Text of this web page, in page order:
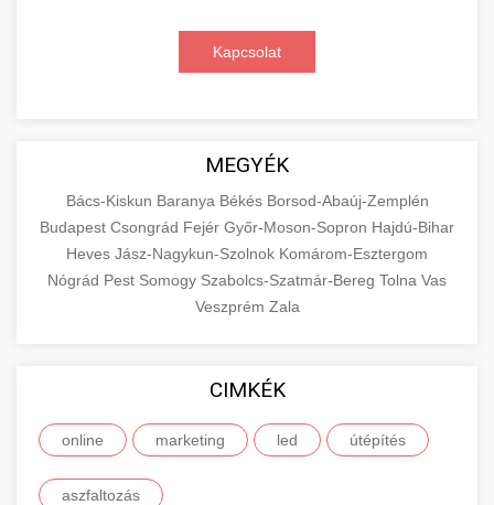
Kapcsolat
MEGYÉK
Bács-Kiskun Baranya Békés Borsod-Abaúj-Zemplén
Budapest Csongrád Fejér Győr-Moson-Sopron Hajdú-Bihar
Heves Jász-Nagykun-Szolnok Komárom-Esztergom
Nógrád Pest Somogy Szabolcs-Szatmár-Bereg Tolna Vas
Veszprém Zala
CIMKÉK
online marketing led útépítés
aszfaltozás